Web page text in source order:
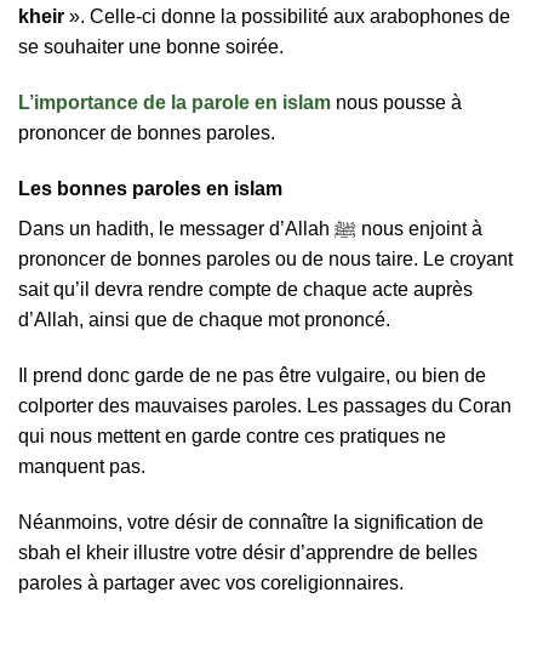
kheir ». Celle-ci donne la possibilité aux arabophones de
se souhaiter une bonne soirée.
L’importance de la parole en islam nous pousse à
prononcer de bonnes paroles.
Les bonnes paroles en islam
Dans un hadith, le messager d’Allah ﷺ nous enjoint à
prononcer de bonnes paroles ou de nous taire. Le croyant
sait qu’il devra rendre compte de chaque acte auprès
d’Allah, ainsi que de chaque mot prononcé.
Il prend donc garde de ne pas être vulgaire, ou bien de
colporter des mauvaises paroles. Les passages du Coran
qui nous mettent en garde contre ces pratiques ne
manquent pas.
Néanmoins, votre désir de connaître la signification de
sbah el kheir illustre votre désir d’apprendre de belles
paroles à partager avec vos coreligionnaires.